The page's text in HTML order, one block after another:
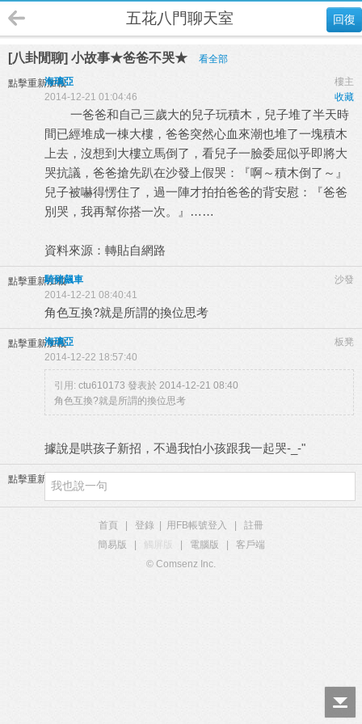
回復
五花八門聊天室
[八卦閒聊] 小故事★爸爸不哭★ 看全部
點擊重新加載 樓主
海璃亞
收藏
2014-12-21 01:04:46
一爸爸和自己三歲大的兒子玩積木，兒子堆了半天時
間已經堆成一棟大樓，爸爸突然心血來潮也堆了一塊積木
上去，沒想到大樓立馬倒了，看兒子一臉委屈似乎即將大
哭抗議，爸爸搶先趴在沙發上假哭：『啊～積木倒了～』
兒子被嚇得愣住了，過一陣才拍拍爸爸的背安慰：『爸爸
別哭，我再幫你搭一次。』……
資料來源：轉貼自網路
點擊重新加載 沙發
騎豬飆車
2014-12-21 08:40:41
角色互換?就是所謂的換位思考
點擊重新加載 板凳
海璃亞
2014-12-22 18:57:40
引用: ctu610173 發表於 2014-12-21 08:40
角色互換?就是所謂的換位思考
據說是哄孩子新招，不過我怕小孩跟我一起哭-_-"
點擊重新加載
首頁 登錄 用FB帳號登入
註冊
簡易版
觸屏版 電腦版
客戶端
© Comsenz Inc.